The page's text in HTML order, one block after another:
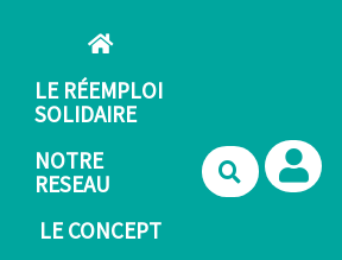
LE RÉEMPLOI
SOLIDAIRE
NOTRE
RESEAU
LE CONCEPT